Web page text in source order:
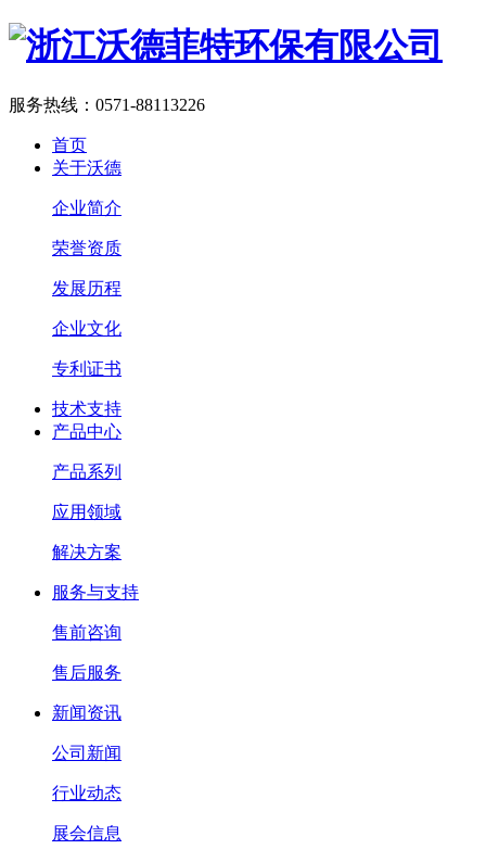
服务热线： 0571-88113226
首页
关于沃德
企业简介
荣誉资质
发展历程
企业文化
专利证书
技术支持
产品中心
产品系列
应用领域
解决方案
服务与支持
售前咨询
售后服务
新闻资讯
公司新闻
行业动态
展会信息